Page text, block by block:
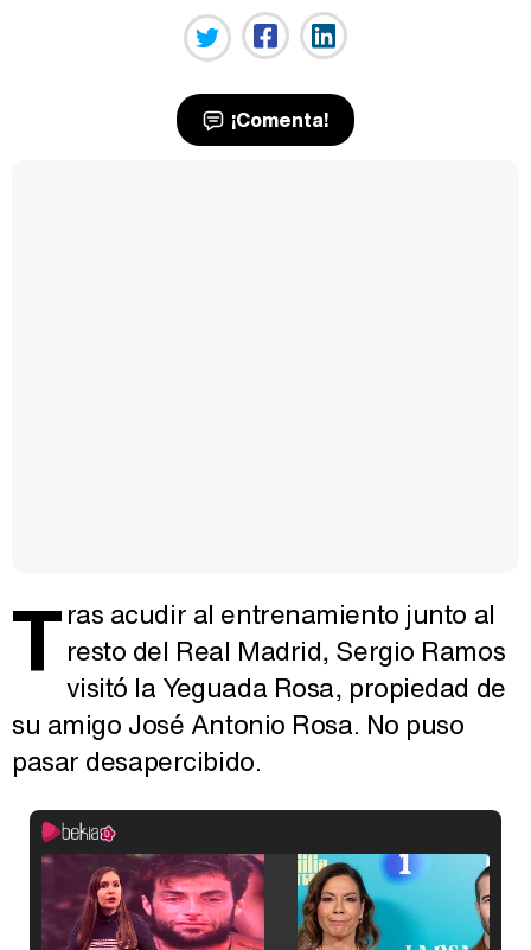
¡Comenta!
Tras acudir al entrenamiento junto al
resto del Real Madrid, Sergio Ramos
visitó la Yeguada Rosa, propiedad de
su amigo José Antonio Rosa. No puso
pasar desapercibido.